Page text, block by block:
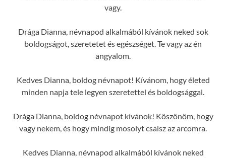
vagy.
Drága Dianna, névnapod alkalmából kívánok neked sok
boldogságot, szeretetet és egészséget. Te vagy az én
angyalom.
Kedves Dianna, boldog névnapot! Kívánom, hogy életed
minden napja tele legyen szeretettel és boldogsággal.
Drága Dianna, boldog névnapot kívánok! Köszönöm, hogy
vagy nekem, és hogy mindig mosolyt csalsz az arcomra.
Kedves Dianna, névnapod alkalmából kívánok neked